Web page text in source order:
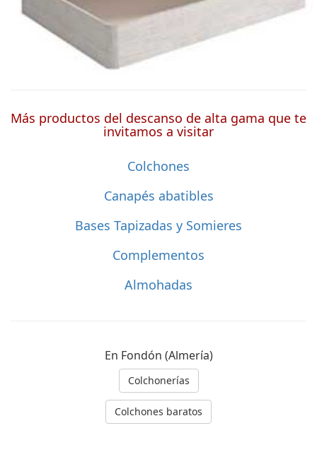
Más productos del descanso de alta gama que te
invitamos a visitar
Colchones
Canapés abatibles
Bases Tapizadas y Somieres
Complementos
Almohadas
En Fondón (Almería)
Colchonerías
Colchones baratos